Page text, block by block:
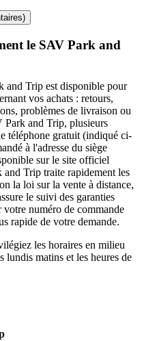
le SAV Park and
and Trip est disponible pour
vos achats : retours,
problèmes de livraison ou
Park and Trip, plusieurs
téléphone gratuit (indiqué ci-
à l'adresse du siège
sur le site officiel
Trip traite rapidement les
la loi sur la vente à distance,
le suivi des garanties
votre numéro de commande
rapide de votre demande.
les horaires en milieu
lundis matins et les heures de